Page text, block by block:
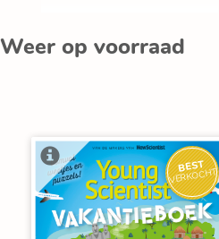
Weer op voorraad
BEST
VERKOCHT